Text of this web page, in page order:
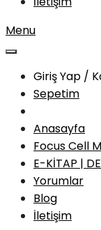
Menu
Giriş Yap /
Sepetim
Anasayfa
Focus Cell
E-KİTAP |
Yorumlar
Blog
İletişim